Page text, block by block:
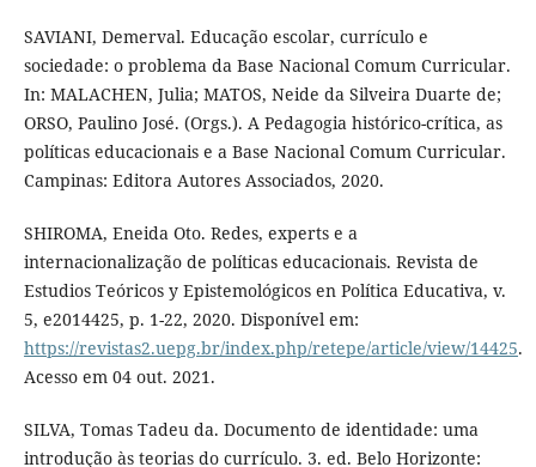
SAVIANI, Demerval. Educação escolar, currículo e
sociedade: o problema da Base Nacional Comum Curricular.
In: MALACHEN, Julia; MATOS, Neide da Silveira Duarte de;
ORSO, Paulino José. (Orgs.). A Pedagogia histórico-crítica, as
políticas educacionais e a Base Nacional Comum Curricular.
Campinas: Editora Autores Associados, 2020.
SHIROMA, Eneida Oto. Redes, experts e a
internacionalização de políticas educacionais. Revista de
Estudios Teóricos y Epistemológicos en Política Educativa, v.
5, e2014425, p. 1-22, 2020. Disponível em:
https://revistas2.uepg.br/index.php/retepe/article/view/14425.
Acesso em 04 out. 2021.
SILVA, Tomas Tadeu da. Documento de identidade: uma
introdução às teorias do currículo. 3. ed. Belo Horizonte: